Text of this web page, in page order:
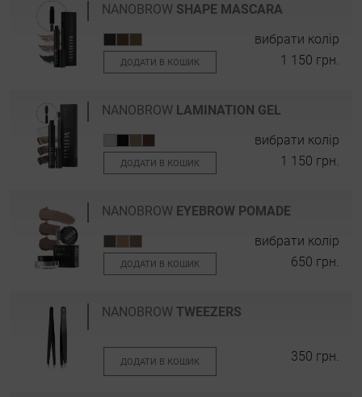
NANOBROW SHAPE MASCARA
вибрати колір
ДОДАТИ В КОШИК 1 150 грн.
NANOBROW LAMINATION GEL
вибрати колір
ДОДАТИ В КОШИК 1 150 грн.
NANOBROW EYEBROW POMADE
вибрати колір
ДОДАТИ В КОШИК 650 грн.
NANOBROW TWEEZERS
ДОДАТИ В КОШИК 350 грн.